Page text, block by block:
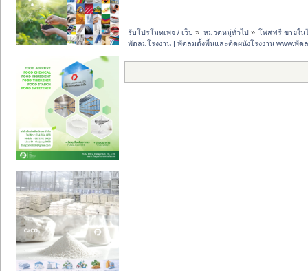
รับโปรโมทเพจ / เว็บ » หมวดหมู่ทั่วไป » โพสฟรี ขายใน
พัดลมโรงงาน | พัดลมตั้งพื้นและติดผนังโรงงาน www.พัด